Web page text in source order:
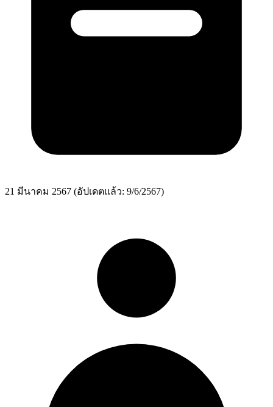
21 มีนาคม 2567 (อัปเดตแล้ว: 9/6/2567)